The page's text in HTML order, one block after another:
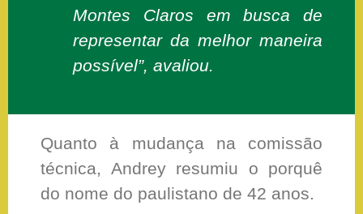
Montes Claros em busca de
representar da melhor maneira
possível”, avaliou.
Quanto à mudança na comissão
técnica, Andrey resumiu o porquê
do nome do paulistano de 42 anos.